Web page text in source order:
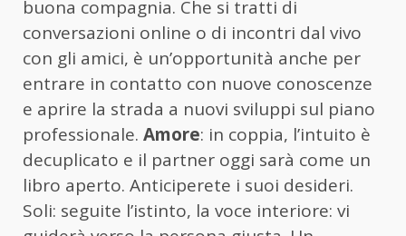
buona compagnia. Che si tratti di
conversazioni online o di incontri dal vivo
con gli amici, è un’opportunità anche per
entrare in contatto con nuove conoscenze
e aprire la strada a nuovi sviluppi sul piano
professionale. Amore: in coppia, l’intuito è
decuplicato e il partner oggi sarà come un
libro aperto. Anticiperete i suoi desideri.
Soli: seguite l’istinto, la voce interiore: vi